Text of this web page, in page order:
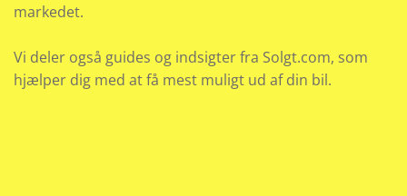
markedet.
Vi deler også guides og indsigter fra Solgt.com, som
hjælper dig med at få mest muligt ud af din bil.